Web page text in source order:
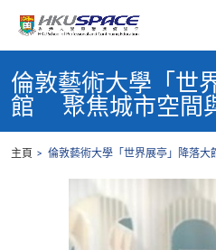
content
start倫敦藝術大學「世
館 聚焦城市空間
主頁 倫敦藝術大學「世界展亭」降落